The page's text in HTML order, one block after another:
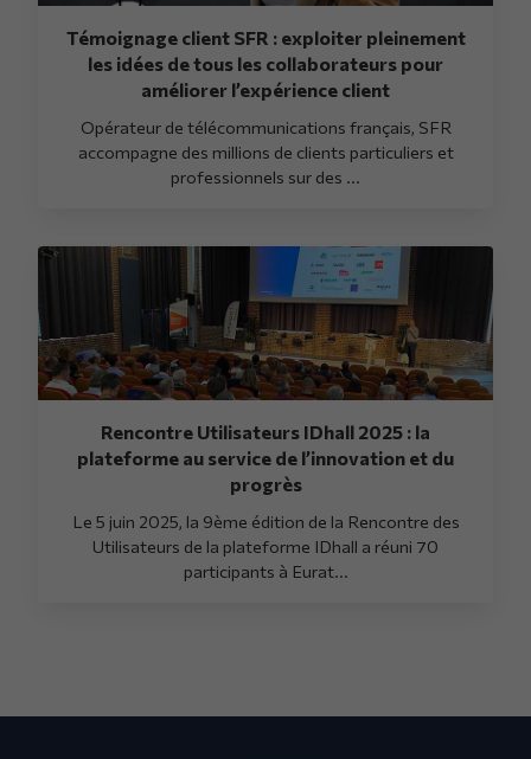
Témoignage client SFR : exploiter pleinement
les idées de tous les collaborateurs pour
améliorer l’expérience client
Opérateur de télécommunications français, SFR
accompagne des millions de clients particuliers et
professionnels sur des ...
Rencontre Utilisateurs IDhall 2025 : la
plateforme au service de l’innovation et du
progrès
Le 5 juin 2025, la 9ème édition de la Rencontre des
Utilisateurs de la plateforme IDhall a réuni 70
participants à Eurat...